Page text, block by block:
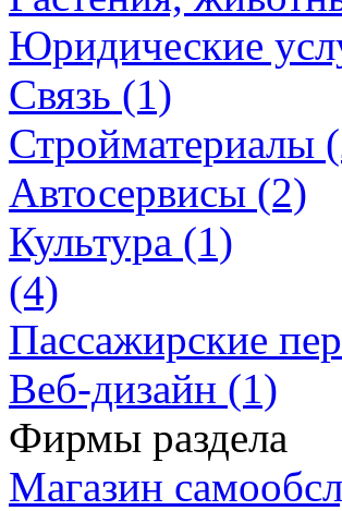
Юридические
Связь (1)
Стройматериалы
Автосервисы (2)
Культура (1)
(4)
Пассажирские
Веб-дизайн (1)
Фирмы раздела
Магазин